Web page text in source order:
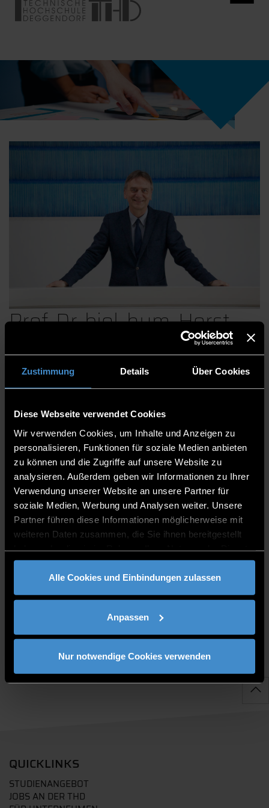
Zustimmung Details Über Cookies
Diese Webseite verwendet Cookies
Wir verwenden Cookies, um Inhalte und Anzeigen zu
personalisieren, Funktionen für soziale Medien anbieten
zu können und die Zugriffe auf unsere Website zu
analysieren. Außerdem geben wir Informationen zu Ihrer
Verwendung unserer Website an unsere Partner für
soziale Medien, Werbung und Analysen weiter. Unsere
Partner führen diese Informationen möglicherweise mit
weiteren Daten zusammen, die Sie ihnen bereitgestellt
gesammelt haben.
Alle Cookies und Einbindungen zulassen
Anpassen
Nur notwendige Cookies verwenden
Prof. Dr. biol. hum. Horst
Professor
LA 27-2.18
0991/3615-159
PUBLIKATIONEN
QUICKLINKS
STUDIENANGEBOT
JOBS AN DER THD